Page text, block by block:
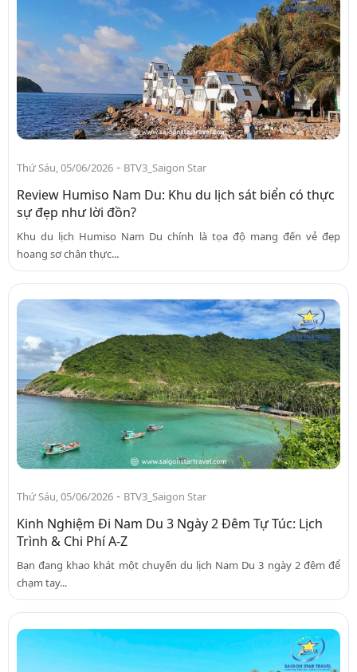
Thứ Sáu, 05/06/2026 - BTV3_Saigon Star
Review Humiso Nam Du: Khu du lịch sát biển có thực
sự đẹp như lời đồn?
Khu du lịch Humiso Nam Du chính là tọa độ mang đến vẻ đẹp
hoang sơ chân thực...
Thứ Sáu, 05/06/2026 - BTV3_Saigon Star
Kinh Nghiệm Đi Nam Du 3 Ngày 2 Đêm Tự Túc: Lịch
Trình & Chi Phí A-Z
Bạn đang khao khát một chuyến du lịch Nam Du 3 ngày 2 đêm để
chạm tay...